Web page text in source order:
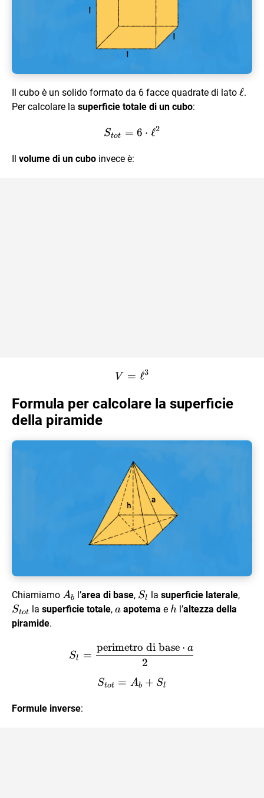
Il cubo è un solido formato da 6 facce quadrate di lato \ell
ℓ.
Per calcolare la superficie totale di un cubo:
S_{tot} = 6 \cdot \ell^2
Stot = 6 ⋅ ℓ2
volume di un cubo invece è:
V = \ell^3
V = ℓ3
Formula per calcolare la superficie
della piramide
Chiamiamo A_b
Ab l’area di base, S_l
Sl lasuperficie laterale,
Stot lasuperficie totale,a
a apotema e h
h l’altezza della
piramide.
S_l
Sl =
2
perimetro di base ⋅ a
S_{tot} = A_b + S_l
Stot = Ab + Sl
Formule inverse: